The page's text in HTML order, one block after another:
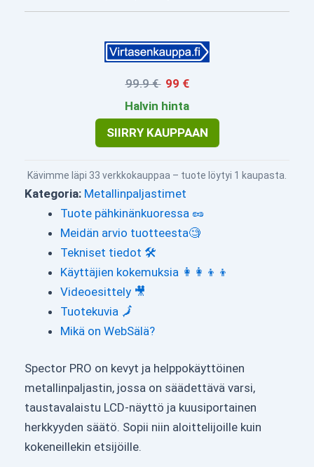
99.9 € 99 €
Halvin hinta
SIIRRY KAUPPAAN
Kävimme läpi 33 verkkokauppaa – tuote löytyi 1 kaupasta.
Kategoria: Metallinpaljastimet
Tuote pähkinänkuoressa 🥜
Meidän arvio tuotteesta🧐
Tekniset tiedot 🛠
Käyttäjien kokemuksia 👩‍👩‍👦‍👦
Videoesittely 🎥
Tuotekuvia 🗾
Mikä on WebSälä?
Spector PRO on kevyt ja helppokäyttöinen
metallinpaljastin, jossa on säädettävä varsi,
taustavalaistu LCD-näyttö ja kuusiportainen
herkkyyden säätö. Sopii niin aloittelijoille kuin
kokeneillekin etsijöille.